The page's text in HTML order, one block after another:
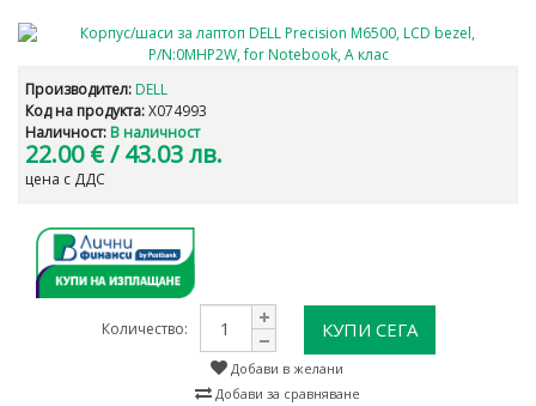
Производител: DELL
Код на продукта:X074993
Наличност: В наличност
22.00 €/ 43.03 лв.
цена с ДДС
Количество: КУПИ СЕГА
Добави в желани
Добави за сравняване